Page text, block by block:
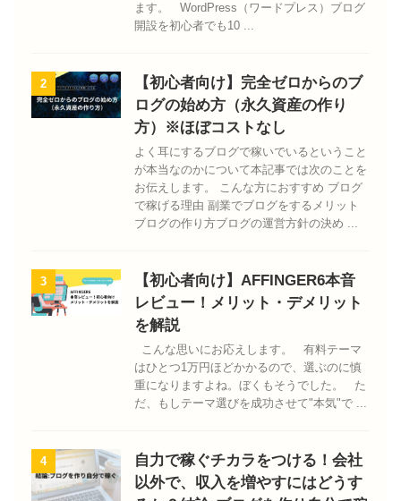
ます。 WordPress（ワードプレス）ブログ
開設を初心者でも10 ...
2
【初心者向け】完全ゼロからのブ
ログの始め方（永久資産の作り
方）※ほぼコストなし
よく耳にするブログで稼いでいるということ
が本当なのかについて本記事では次のことを
お伝えします。 こんな方におすすめ ブログ
で稼げる理由 副業でブログをするメリット
ブログの作り方ブログの運営方針の決め ...
3
【初心者向け】AFFINGER6本音
レビュー！メリット・デメリット
を解説
こんな思いにお応えします。 有料テーマ
はひとつ1万円ほどかかるので、選ぶのに慎
重になりますよね。ぼくもそうでした。 た
だ、もしテーマ選びを成功させて"本気"で ...
4
自力で稼ぐチカラをつける！会社
以外で、収入を増やすにはどうす